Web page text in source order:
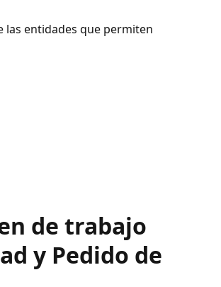
entidades que permiten
de trabajo
y Pedido de